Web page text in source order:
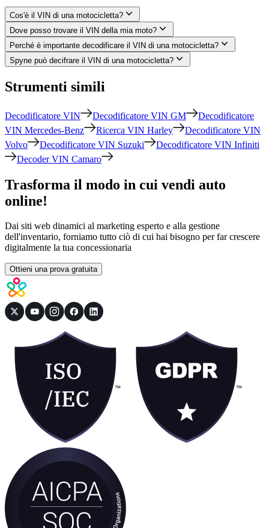
Cos'è il VIN di una motocicletta?
Dove posso trovare il VIN della mia moto?
Perché è importante decodificare il VIN di una motocicletta?
Spyne può decifrare il VIN di una motocicletta?
Strumenti simili
Decodificatore VIN Decodificatore VIN GM
Decodificatore
VIN Mercedes-Benz
Ricerca VIN Harley
Decodificatore VIN
Volvo
Decodificatore VIN Suzuki
Decodificatore VIN Infiniti
Decoder VIN Camaro
Trasforma il modo in cui vendi auto
online!
Dai siti web dinamici al marketing esperto e alla gestione
dell'inventario, forniamo tutto ciò di cui hai bisogno per far crescere
digitalmente la tua concessionaria
Ottieni una prova gratuita